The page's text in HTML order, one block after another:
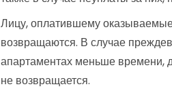
Лицу, оплатившему
возвращаются. В случае
апартаментах меньше времени,
не возвращается.